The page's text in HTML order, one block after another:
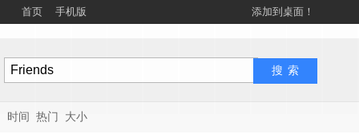
首页 手机版 添加到桌面！
时间 热门 大小